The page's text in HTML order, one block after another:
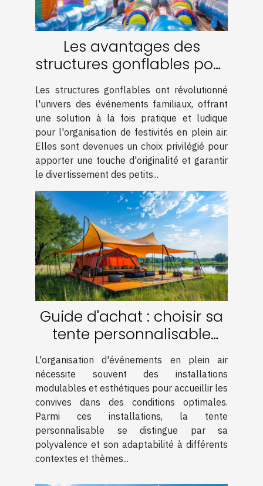
Les avantages des
structures gonflables pour
événements familiaux
Les structures gonflables ont révolutionné
l'univers des événements familiaux, offrant
une solution à la fois pratique et ludique
pour l'organisation de festivités en plein air.
Elles sont devenues un choix privilégié pour
apporter une touche d'originalité et garantir
le divertissement des petits...
Guide d'achat : choisir sa
tente personnalisable
pour événements
L'organisation d'événements en plein air
nécessite souvent des installations
modulables et esthétiques pour accueillir les
convives dans des conditions optimales.
Parmi ces installations, la tente
personnalisable se distingue par sa
polyvalence et son adaptabilité à différents
contextes et thèmes...